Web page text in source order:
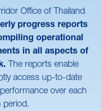
Office of Thailand
progress reports
operational
in all aspects of
The reports enable
access up-to-date
over each